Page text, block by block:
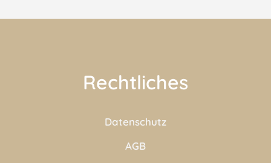
Rechtliches
Datenschutz
AGB